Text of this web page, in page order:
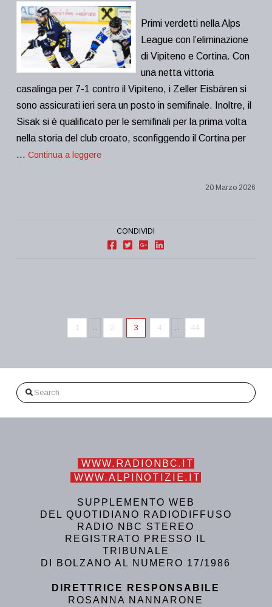
Primi verdetti nella Alps
League con l’eliminazione
di Vipiteno e Cortina. Con
una netta vittoria
casalinga per 7-1 contro il Vipiteno, i Zeller Eisbären si
sono assicurati ieri sera un posto in semifinale. Inoltre, il
Sisak si è qualificato per le semifinali per la prima volta
nella storia del club croato, sconfiggendo il Cortina per
… Continua a leggere
20 Marzo 2026
CONDIVIDI
1 ... 2 3 4 ... 44
Search
WWW.RADIONBC.IT
WWW.ALPINOTIZIE.IT
SUPPLEMENTO WEB
DEL QUOTIDIANO RADIODIFFUSO
RADIO NBC STEREO
REGISTRATO PRESSO IL
TRIBUNALE
DI BOLZANO AL NUMERO 17/1986
DIRETTRICE RESPONSABILE
ROSANNA NANNARONE